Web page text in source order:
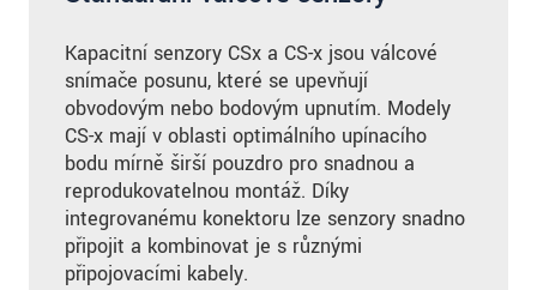
Kapacitní senzory CSx a CS-x jsou válcové
snímače posunu, které se upevňují
obvodovým nebo bodovým upnutím. Modely
CS-x mají v oblasti optimálního upínacího
bodu mírně širší pouzdro pro snadnou a
reprodukovatelnou montáž. Díky
integrovanému konektoru lze senzory snadno
připojit a kombinovat je s různými
připojovacími kabely.